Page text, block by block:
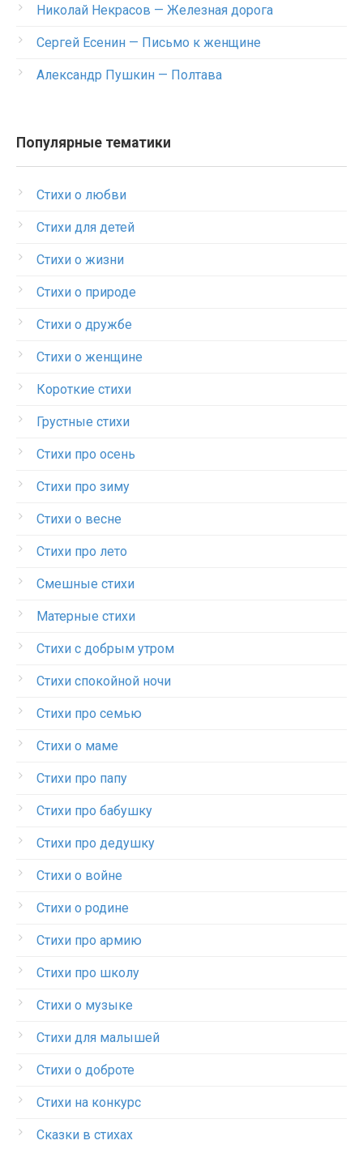
Николай Некрасов — Железная дорога
Сергей Есенин — Письмо к женщине
Александр Пушкин — Полтава
Популярные тематики
Стихи о любви
Стихи для детей
Стихи о жизни
Стихи о природе
Стихи о дружбе
Стихи о женщине
Короткие стихи
Грустные стихи
Стихи про осень
Стихи про зиму
Стихи о весне
Стихи про лето
Смешные стихи
Матерные стихи
Стихи с добрым утром
Стихи спокойной ночи
Стихи про семью
Стихи о маме
Стихи про папу
Стихи про бабушку
Стихи про дедушку
Стихи о войне
Стихи о родине
Стихи про армию
Стихи про школу
Стихи о музыке
Стихи для малышей
Стихи о доброте
Стихи на конкурс
Сказки в стихах